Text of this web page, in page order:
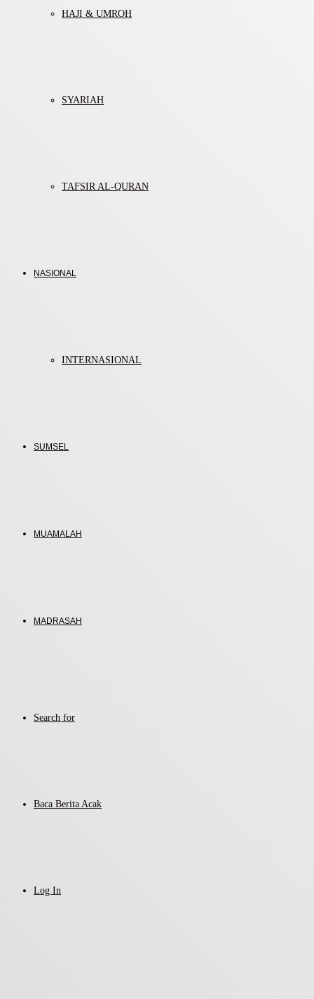
HAJI & UMROH
SYARIAH
TAFSIR AL-QURAN
NASIONAL
INTERNASIONAL
SUMSEL
MUAMALAH
MADRASAH
Search for
Baca Berita Acak
Log In